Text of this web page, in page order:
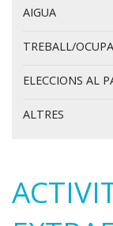
AIGUA
TREBALL/
ELECCIONS AL
ALTRES